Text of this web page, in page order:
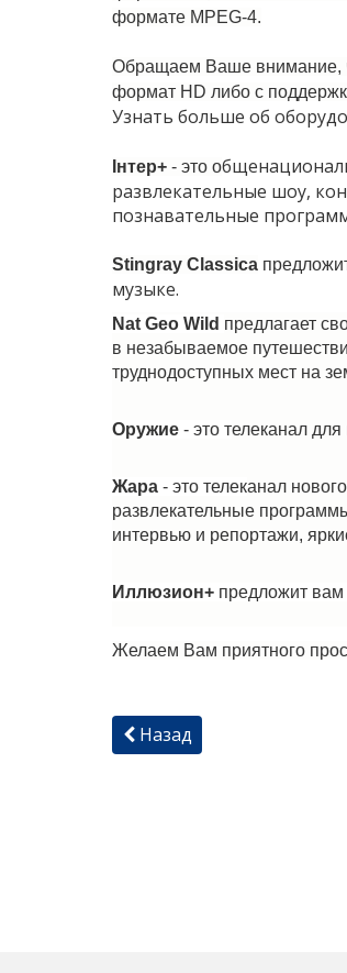
формате MPEG-4.
Обращаем Ваше внимание,
формат HD либо с
Узнать больше об
Iнтер+ - это о
развлекательные шоу,
познавательные
Stingray Classica
музыке.
Nat Geo Wild предлагает
в незабываемое
труднодоступных мест на
Оружие - это телеканал
Жара - это телеканал
развлекательные
интервью и репортажи,
Иллюзион+ предложит
Желаем Вам приятного
Назад